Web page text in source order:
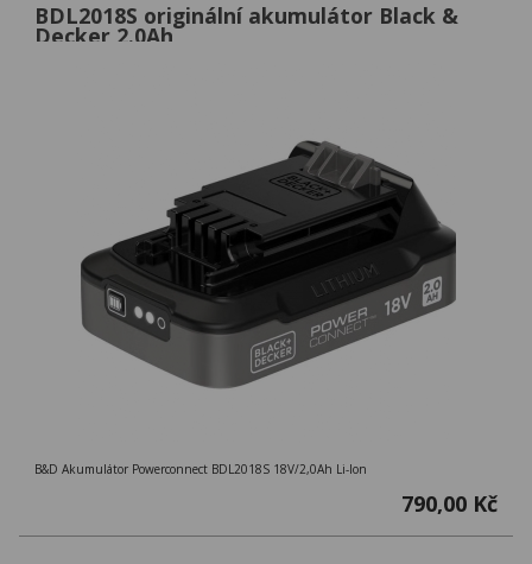
BDL2018S originální akumulátor Black &
Decker 2.0Ah
B&D Akumulátor Powerconnect BDL2018S 18V/2,0Ah Li-Ion
790,00 Kč